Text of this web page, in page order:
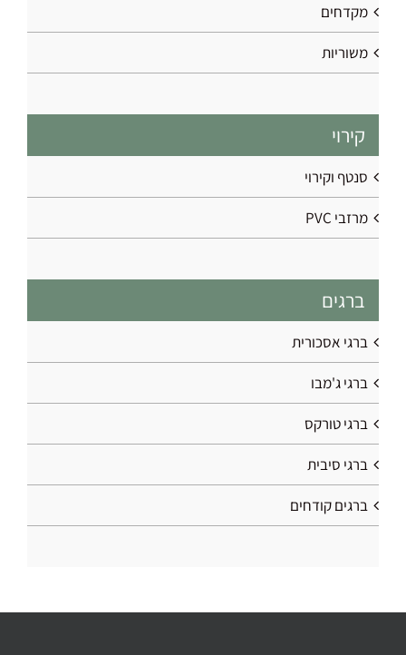
מקדחים
משוריות
קירוי
סנטף וקירוי
מרזבי PVC
ברגים
ברגי אסכורית
ברגי ג'מבו
ברגי טורקס
ברגי סיבית
ברגים קודחים